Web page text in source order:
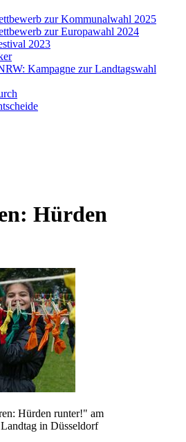
zur Kommunalwahl 2025
zur Europawahl 2024
2023
Kampagne zur Landtagswahl
Hürden
Hürden runter!" am
in Düsseldorf